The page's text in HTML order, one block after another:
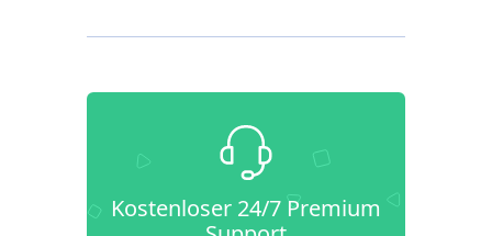
Kostenloser 24/7 Premium